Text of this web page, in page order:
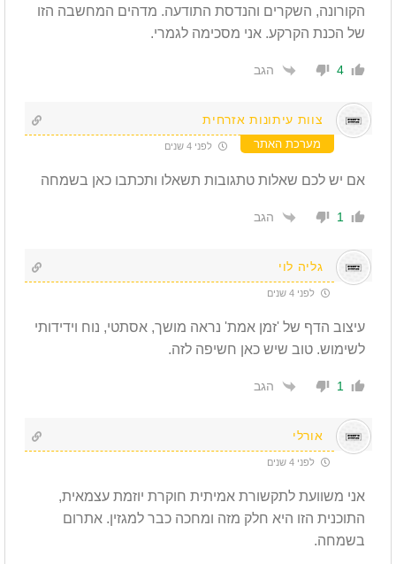
הקורונה, השקרים והנדסת התודעה. מדהים המחשבה הזו
של הכנת הקרקע. אני מסכימה לגמרי.
4 הגב
צוות עיתונות אזרחית
מערכת האתר לפני 4 שנים
אם יש לכם שאלות טתגובות תשאלו ותכתבו כאן בשמחה
1 הגב
גליה לוי
לפני 4 שנים
עיצוב הדף של 'זמן אמת' נראה מושך, אסתטי, נוח וידידותי
לשימוש. טוב שיש כאן חשיפה לזה.
1 הגב
אורלי
לפני 4 שנים
אני משוועת לתקשורת אמיתית חוקרת יוזמת עצמאית,
התוכנית הזו היא חלק מזה ומחכה כבר למגזין. אתרום
בשמחה.